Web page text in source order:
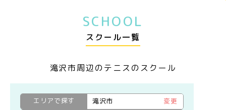
SCHOOL
スクール一覧
滝沢市周辺のテニスのスクール
エリアで探す 滝沢市
変更